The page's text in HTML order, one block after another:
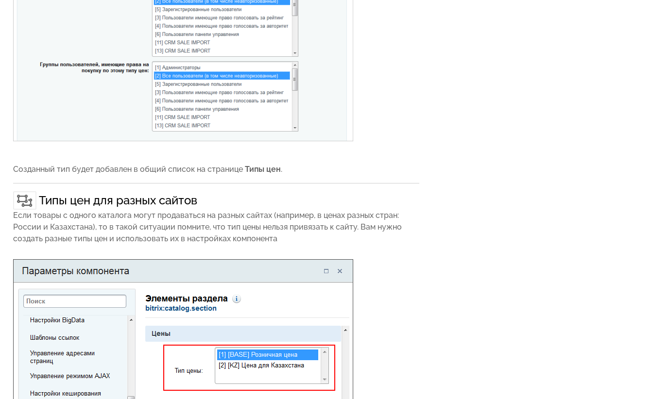
Созданный тип будет добавлен в общий список на странице Типы цен.
Типы цен для разных сайтов
Если товары с одного каталога могут продаваться на разных сайтах (например, в ценах разных стран:
России и Казахстана), то в такой ситуации помните, что тип цены нельзя привязать к сайту. Вам нужно
создать разные типы цен и использовать их в настройках компонента